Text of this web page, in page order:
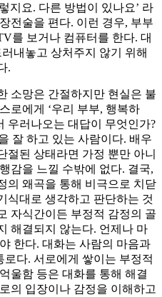
지요. 다른 방법이 있나요’ 라
전술을 편다. 이런 경우, 부부
를 보거나 컴퓨터를 한다. 대
내놓고 상처주지 않기 위해
.
소망은 간절하지만 현실은 불
로에게 ‘우리 부부, 행복하
우러나오는 대답이 무엇인가?
잘 하고 있는 사람이다. 배우
절된 상태라면 가정 뿐만 아니
감을 느낄 수밖에 없다. 결국,
의 왜곡을 통해 비극으로 치닫
식대로 생각하고 판단하는 것
자식간이든 부정적 감정의 골
해결되지 않는다. 언제나 마
한다. 대화는 사람의 마음과
다. 서로에게 쌓이는 부정적
울함 등은 대화를 통해 해결
의 입장이나 감정을 이해하고